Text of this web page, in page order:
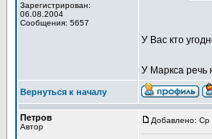
Зарегистрирован:
06.08.2004
Сообщения: 5657
У Вас кто
У Маркса речь
Вернуться к началу
Петров
Автор
Добавлено: Ср